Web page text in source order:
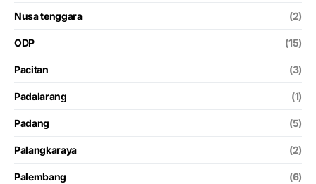
Nusa tenggara (2)
ODP (15)
Pacitan (3)
Padalarang (1)
Padang (5)
Palangkaraya (2)
Palembang (6)